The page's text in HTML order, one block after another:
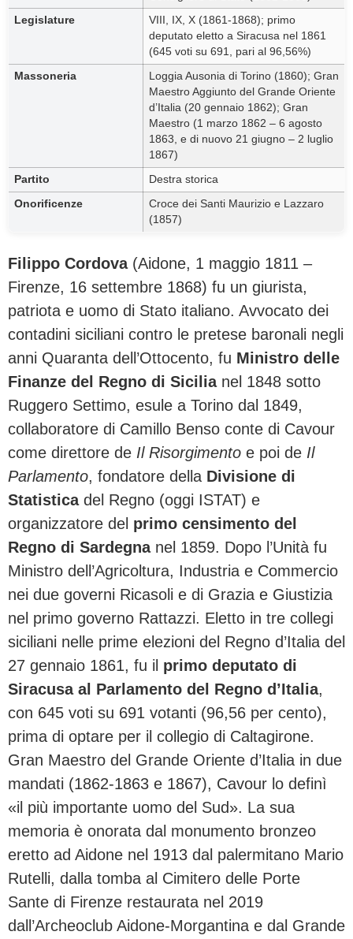
Legislature
VIII, IX, X (1861-1868); primo
deputato eletto a Siracusa nel 1861
(645 voti su 691, pari al 96,56%)
Massoneria
Loggia Ausonia di Torino (1860); Gran
Maestro Aggiunto del Grande Oriente
d’Italia (20 gennaio 1862); Gran
Maestro (1 marzo 1862 – 6 agosto
1863, e di nuovo 21 giugno – 2 luglio
1867)
Partito Destra storica
Onorificenze
Croce dei Santi Maurizio e Lazzaro
(1857)
Filippo Cordova(Aidone, 1 maggio 1811 –
Firenze, 16 settembre 1868) fu un giurista,
patriota e uomo di Stato italiano. Avvocato dei
contadini siciliani contro le pretese baronali negli
anni Quaranta dell’Ottocento, fu Ministro delle
Finanze del Regno di Sicilianel 1848 sotto
Ruggero Settimo, esule a Torino dal 1849,
collaboratore di Camillo Benso conte di Cavour
come direttore de Il Risorgimento e poi de Il
Parlamento, fondatore della Divisione di
Statisticadel Regno (oggi ISTAT) e
organizzatore del primo censimento del
Regno di Sardegnanel 1859. Dopo l’Unità fu
Ministro dell’Agricoltura, Industria e Commercio
nei due governi Ricasoli e di Grazia e Giustizia
nel primo governo Rattazzi. Eletto in tre collegi
siciliani nelle prime elezioni del Regno d’Italia del
27 gennaio 1861, fu il primo deputato di
Siracusa al Parlamento del Regno d’Italia,
con 645 voti su 691 votanti (96,56 per cento),
prima di optare per il collegio di Caltagirone.
Gran Maestro del Grande Oriente d’Italia in due
mandati (1862-1863 e 1867), Cavour lo definì
«il più importante uomo del Sud». La sua
memoria è onorata dal monumento bronzeo
eretto ad Aidone nel 1913 dal palermitano Mario
Rutelli, dalla tomba al Cimitero delle Porte
Sante di Firenze restaurata nel 2019
dall’Archeoclub Aidone-Morgantina e dal Grande